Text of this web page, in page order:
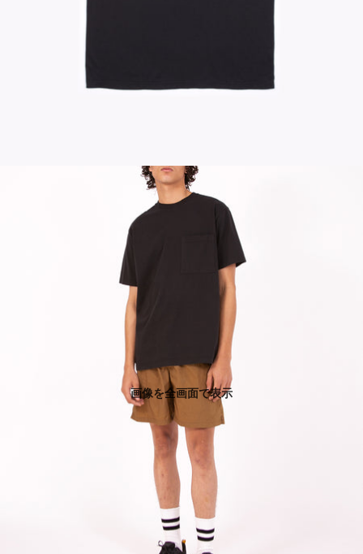
画像を全画面で表示